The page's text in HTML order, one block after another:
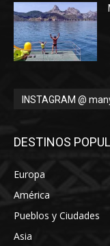
INSTAGRAM @
DESTINOS
Europa
América
Pueblos y Ciudades
Asia